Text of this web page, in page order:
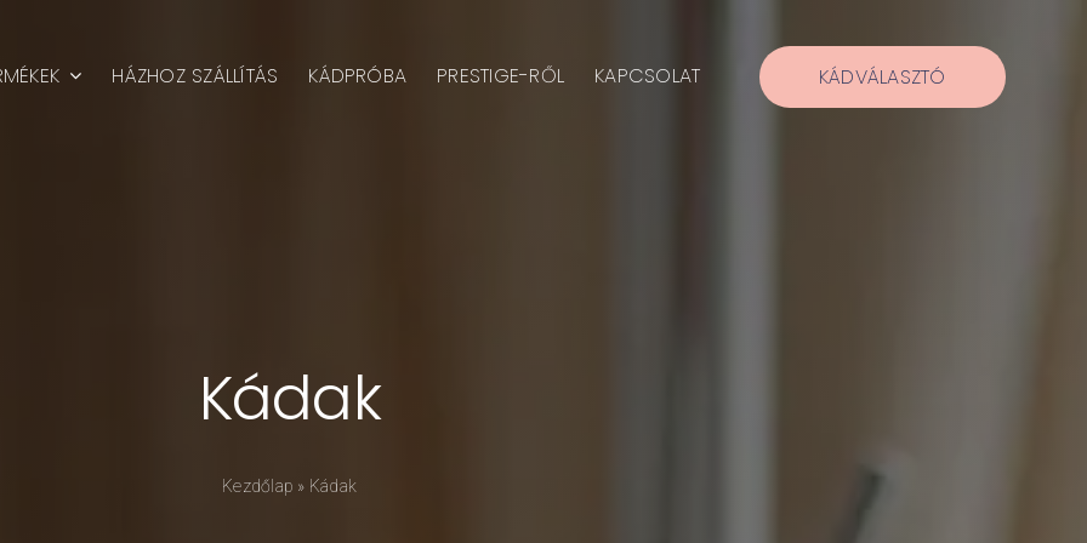
HÁZHOZ SZÁLLÍTÁS KÁDPRÓBA PRESTIGE-RŐL KAPCSOLAT KÁDVÁLASZTÓ
Kádak
Kezdőlap » Kádak